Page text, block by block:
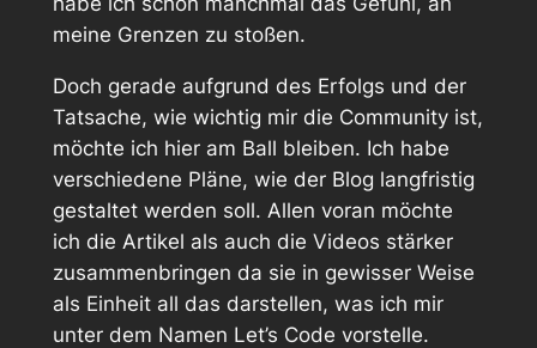
meine Grenzen zu stoßen.
Doch gerade aufgrund des Erfolgs und der
Tatsache, wie wichtig mir die Community ist,
möchte ich hier am Ball bleiben. Ich habe
verschiedene Pläne, wie der Blog langfristig
gestaltet werden soll. Allen voran möchte
ich die Artikel als auch die Videos stärker
zusammenbringen da sie in gewisser Weise
als Einheit all das darstellen, was ich mir
unter dem Namen Let’s Code vorstelle.